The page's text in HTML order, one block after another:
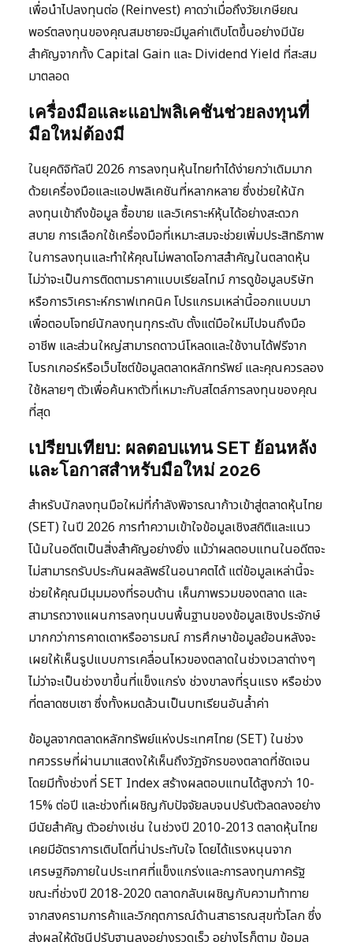
เพื่อนำไปลงทุนต่อ (Reinvest) คาดว่าเมื่อถึงวัยเกษียณ
พอร์ตลงทุนของคุณสมชายจะมีมูลค่าเติบโตขึ้นอย่างมีนัย
สำคัญจากทั้ง Capital Gain และ Dividend Yield ที่สะสม
มาตลอด
เครื่องมือและแอปพลิเคชันช่วยลงทุนที่
มือใหม่ต้องมี
ในยุคดิจิทัลปี 2026 การลงทุนหุ้นไทยทำได้ง่ายกว่าเดิมมาก
ด้วยเครื่องมือและแอปพลิเคชันที่หลากหลาย ซึ่งช่วยให้นัก
ลงทุนเข้าถึงข้อมูล ซื้อขาย และวิเคราะห์หุ้นได้อย่างสะดวก
สบาย การเลือกใช้เครื่องมือที่เหมาะสมจะช่วยเพิ่มประสิทธิภาพ
ในการลงทุนและทำให้คุณไม่พลาดโอกาสสำคัญในตลาดหุ้น
ไม่ว่าจะเป็นการติดตามราคาแบบเรียลไทม์ การดูข้อมูลบริษัท
หรือการวิเคราะห์กราฟเทคนิค โปรแกรมเหล่านี้ออกแบบมา
เพื่อตอบโจทย์นักลงทุนทุกระดับ ตั้งแต่มือใหม่ไปจนถึงมือ
อาชีพ และส่วนใหญ่สามารถดาวน์โหลดและใช้งานได้ฟรีจาก
โบรกเกอร์หรือเว็บไซต์ข้อมูลตลาดหลักทรัพย์ และคุณควรลอง
ใช้หลายๆ ตัวเพื่อค้นหาตัวที่เหมาะกับสไตล์การลงทุนของคุณ
ที่สุด
เปรียบเทียบ: ผลตอบแทน SET ย้อนหลัง
และโอกาสสำหรับมือใหม่ 2026
สำหรับนักลงทุนมือใหม่ที่กำลังพิจารณาก้าวเข้าสู่ตลาดหุ้นไทย
(SET) ในปี 2026 การทำความเข้าใจข้อมูลเชิงสถิติและแนว
โน้มในอดีตเป็นสิ่งสำคัญอย่างยิ่ง แม้ว่าผลตอบแทนในอดีตจะ
ไม่สามารถรับประกันผลลัพธ์ในอนาคตได้ แต่ข้อมูลเหล่านี้จะ
ช่วยให้คุณมีมุมมองที่รอบด้าน เห็นภาพรวมของตลาด และ
สามารถวางแผนการลงทุนบนพื้นฐานของข้อมูลเชิงประจักษ์
มากกว่าการคาดเดาหรืออารมณ์ การศึกษาข้อมูลย้อนหลังจะ
เผยให้เห็นรูปแบบการเคลื่อนไหวของตลาดในช่วงเวลาต่างๆ
ไม่ว่าจะเป็นช่วงขาขึ้นที่แข็งแกร่ง ช่วงขาลงที่รุนแรง หรือช่วง
ที่ตลาดซบเซา ซึ่งทั้งหมดล้วนเป็นบทเรียนอันล้ำค่า
ข้อมูลจากตลาดหลักทรัพย์แห่งประเทศไทย (SET) ในช่วง
ทศวรรษที่ผ่านมาแสดงให้เห็นถึงวัฏจักรของตลาดที่ชัดเจน
โดยมีทั้งช่วงที่ SET Index สร้างผลตอบแทนได้สูงกว่า 10-
15% ต่อปี และช่วงที่เผชิญกับปัจจัยลบจนปรับตัวลดลงอย่าง
มีนัยสำคัญ ตัวอย่างเช่น ในช่วงปี 2010-2013 ตลาดหุ้นไทย
เคยมีอัตราการเติบโตที่น่าประทับใจ โดยได้แรงหนุนจาก
เศรษฐกิจภายในประเทศที่แข็งแกร่งและการลงทุนภาครัฐ
ขณะที่ช่วงปี 2018-2020 ตลาดกลับเผชิญกับความท้าทาย
จากสงครามการค้าและวิกฤตการณ์ด้านสาธารณสุขทั่วโลก ซึ่ง
ส่งผลให้ดัชนีปรับฐานลงอย่างรวดเร็ว อย่างไรก็ตาม ข้อมูล